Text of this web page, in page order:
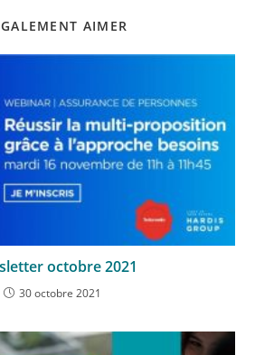
AIMER
octobre 2021
30 octobre 2021